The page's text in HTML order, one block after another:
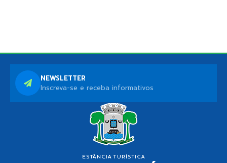
NEWSLETTER
Inscreva-se e receba informativos